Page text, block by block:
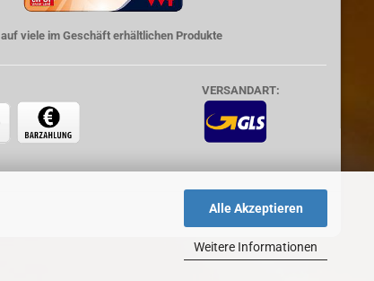
Alle Akzeptieren
Weitere Informationen
auf viele im Geschäft erhältlichen Produkte
VERSANDART: